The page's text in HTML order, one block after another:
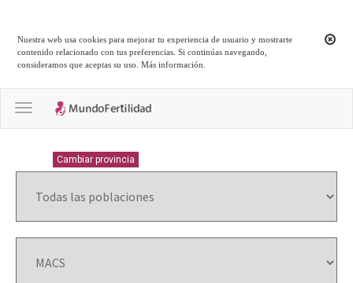
Nuestra web usa cookies para mejorar tu experiencia de usuario y mostrarte
contenido relacionado con tus preferencias. Si continúas navegando,
consideramos que aceptas su uso.Más información
Toggle navigation
Cambiar provincia